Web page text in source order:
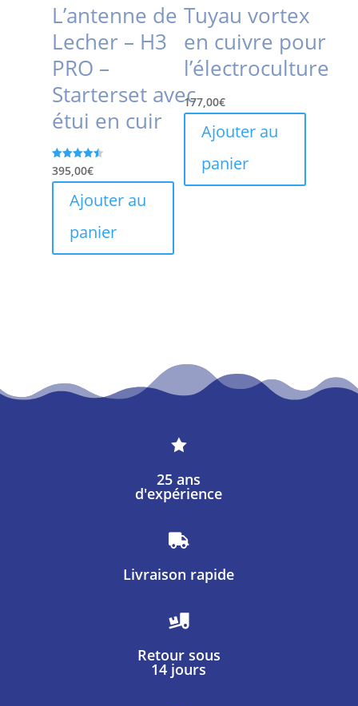
L’antenne de
Lecher – H3
PRO –
Starterset avec
étui en cuir
Note
4.50
sur 5
395,00€
Ajouter au
panier
Tuyau vortex
en cuivre pour
l’électroculture
177,00€
Ajouter au
panier

25 ans
d'expérience

Livraison rapide

Retour sous
14 jours